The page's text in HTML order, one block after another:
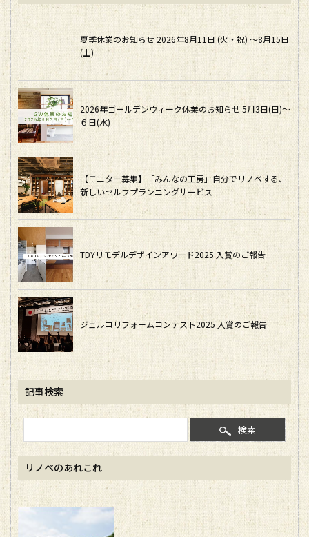
夏季休業のお知らせ 2026年8月11日 (火・祝) ～8月15日
(土)
2026年ゴールデンウィーク休業のお知らせ 5月3日(日)～
６日(水)
【モニター募集】「みんなの工房」自分でリノベする、
新しいセルフプランニングサービス
TDYリモデルデザインアワード2025 入賞のご報告
ジェルコリフォームコンテスト2025 入賞のご報告
記事検索
検索
リノベのあれこれ